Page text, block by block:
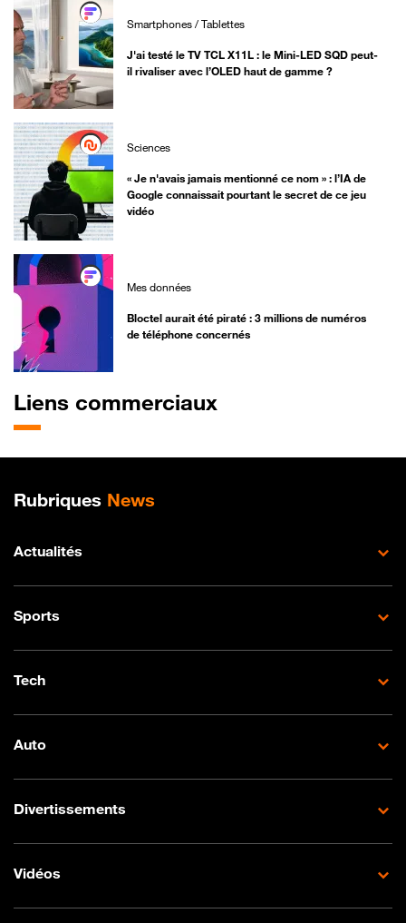
Smartphones / Tablettes
J'ai testé le TV TCL X11L : le Mini-LED SQD peut-
il rivaliser avec l’OLED haut de gamme ?
Sciences
« Je n'avais jamais mentionné ce nom » : l’IA de
Google connaissait pourtant le secret de ce jeu
vidéo
Mes données
Bloctel aurait été piraté : 3 millions de numéros
de téléphone concernés
Liens commerciaux
Plan de site
Rubriques News
Actualités
Sports
Tech
Auto
Divertissements
Vidéos